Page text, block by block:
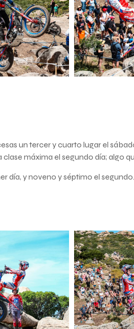
un tercer y cuarto lugar el
máxima el segundo día; algo
día, y noveno y séptimo el